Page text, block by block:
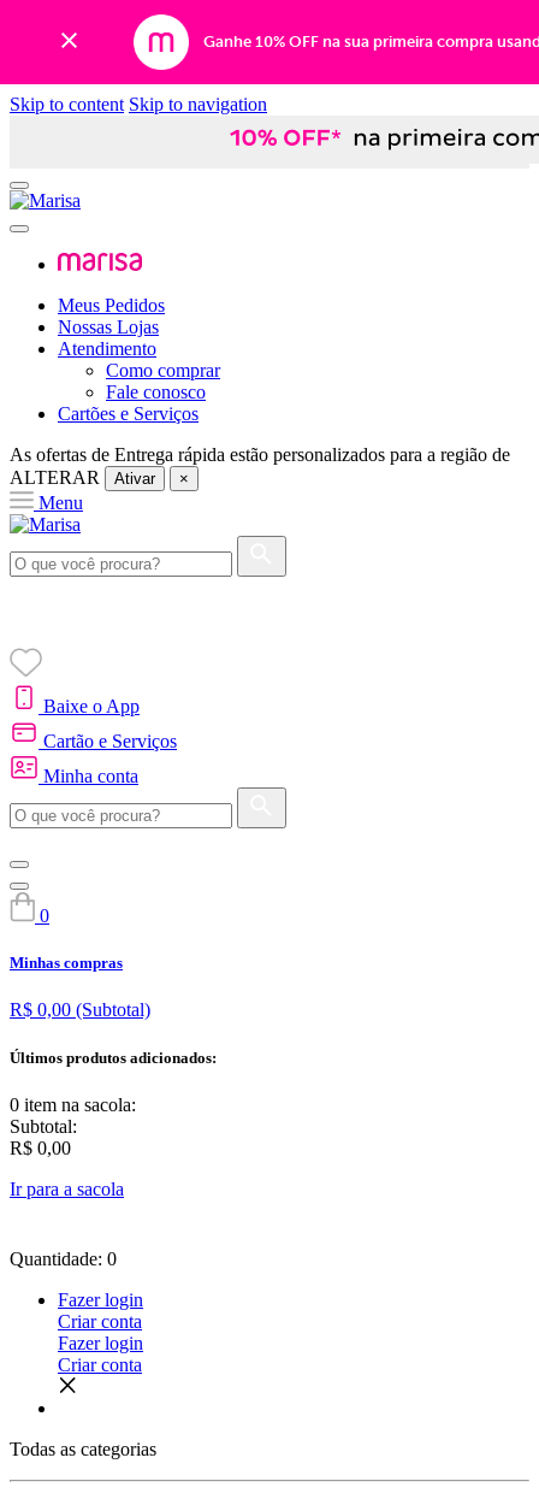
Ganhe 10% OFF na sua primeira compra
Skip to content Skip to navigation
Meus Pedidos
Nossas Lojas
Atendimento
Como comprar
Fale conosco
Cartões e Serviços
As ofertas de Entrega rápida estão personalizados para a região de
ALTERAR
Ativar ×
Menu
Baixe o App
Cartão e Serviços
Minha conta
0
Minhas compras
R$ 0,00 (Subtotal)
Últimos produtos adicionados:
0 item na sacola:
Subtotal:
R$ 0,00
Ir para a sacola
Quantidade: 0
Fazer login
Criar conta
Fazer login
Criar conta
Todas as categorias